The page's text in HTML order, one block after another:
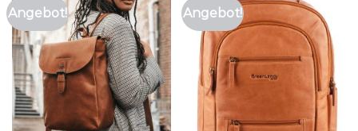
Angebot! Angebot!